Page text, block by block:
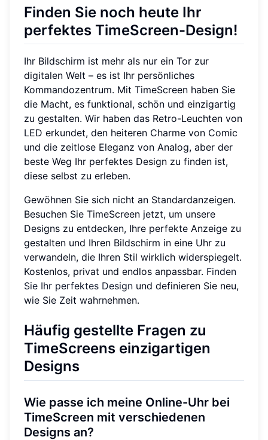
Finden Sie noch heute Ihr
perfektes TimeScreen-Design!
Ihr Bildschirm ist mehr als nur ein Tor zur
digitalen Welt – es ist Ihr persönliches
Kommandozentrum. Mit TimeScreen haben Sie
die Macht, es funktional, schön und einzigartig
zu gestalten. Wir haben das Retro-Leuchten von
LED erkundet, den heiteren Charme von Comic
und die zeitlose Eleganz von Analog, aber der
beste Weg Ihr perfektes Design zu finden ist,
diese selbst zu erleben.
Gewöhnen Sie sich nicht an Standardanzeigen.
Besuchen Sie TimeScreen jetzt, um unsere
Designs zu entdecken, Ihre perfekte Anzeige zu
gestalten und Ihren Bildschirm in eine Uhr zu
verwandeln, die Ihren Stil wirklich widerspiegelt.
Kostenlos, privat und endlos anpassbar. Finden
Sie Ihr perfektes Design und definieren Sie neu,
wie Sie Zeit wahrnehmen.
Häufig gestellte Fragen zu
TimeScreens einzigartigen
Designs
Wie passe ich meine Online-Uhr bei
TimeScreen mit verschiedenen
Designs an?